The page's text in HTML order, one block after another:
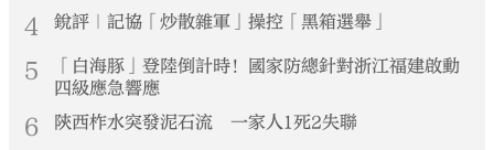
4 銳評｜記協「炒散雜軍」操控「黑箱選舉」
5
「白海豚」登陸倒計時！國家防總針對浙江福建啟動
四級應急響應
6 陝西柞水突發泥石流 一家人1死2失聯